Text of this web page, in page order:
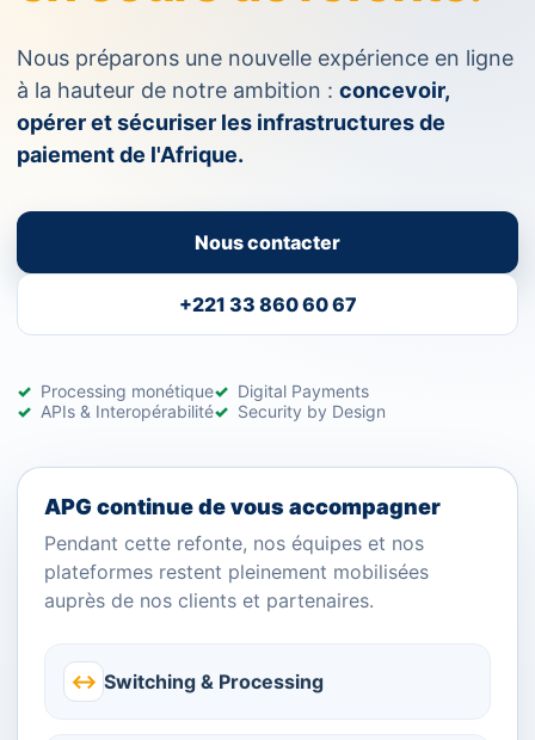
Nous préparons une nouvelle expérience en ligne
à la hauteur de notre ambition : concevoir,
opérer et sécuriser les infrastructures de
paiement de l'Afrique.
Nous contacter
+221 33 860 60 67
Processing monétique
Digital Payments
APIs & Interopérabilité
Security by Design
APG continue de vous accompagner
Pendant cette refonte, nos équipes et nos
plateformes restent pleinement mobilisées
auprès de nos clients et partenaires.
↔ Switching & Processing